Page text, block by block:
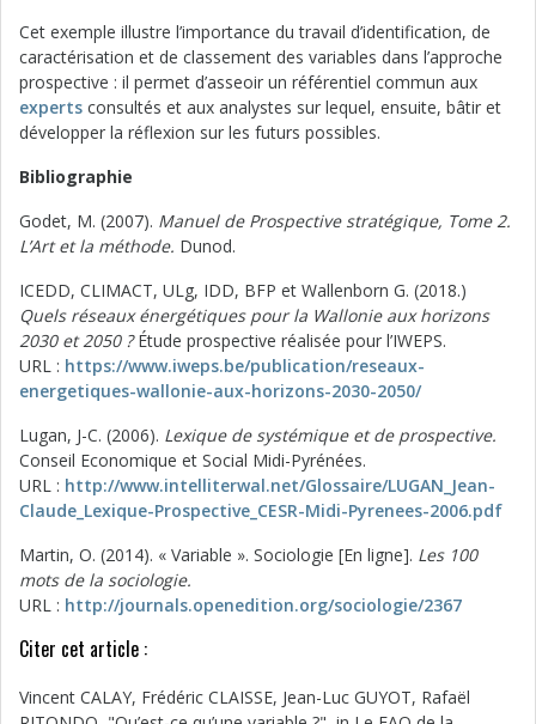
Cet exemple illustre l’importance du travail d’identification, de
caractérisation et de classement des variables dans l’approche
prospective : il permet d’asseoir un référentiel commun aux
experts consultés et aux analystes sur lequel, ensuite, bâtir et
développer la réflexion sur les futurs possibles.
Bibliographie
Godet, M. (2007). Manuel de Prospective stratégique, Tome 2.
L’Art et la méthode. Dunod.
ICEDD, CLIMACT, ULg, IDD, BFP et Wallenborn G. (2018.)
Quels réseaux énergétiques pour la Wallonie aux horizons
2030 et 2050 ?Étude prospective réalisée pour l’IWEPS.
URL : https://www.iweps.be/publication/reseaux-
energetiques-wallonie-aux-horizons-2030-2050/
Lugan, J-C. (2006). Lexique de systémique et de prospective.
Conseil Economique et Social Midi-Pyrénées.
URL : http://www.intelliterwal.net/Glossaire/LUGAN_Jean-
Claude_Lexique-Prospective_CESR-Midi-Pyrenees-2006.pdf
Martin, O. (2014). « Variable ». Sociologie [En ligne]. Les 100
mots de la sociologie.
URL : http://journals.openedition.org/sociologie/2367
Citer cet article :
Vincent CALAY, Frédéric CLAISSE, Jean-Luc GUYOT, Rafaël